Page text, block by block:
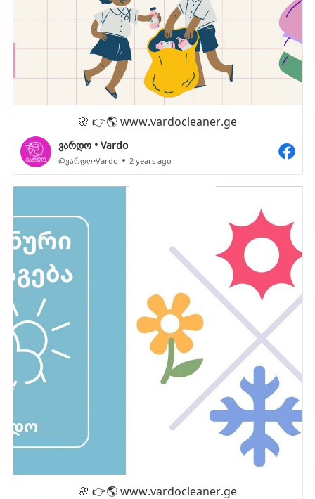
🌸 👉🌎 www.vardocleaner.ge
ვარდო • Vardo
@ვარდო•Vardo 2 years ago
🌸 👉🌎 www.vardocleaner.ge